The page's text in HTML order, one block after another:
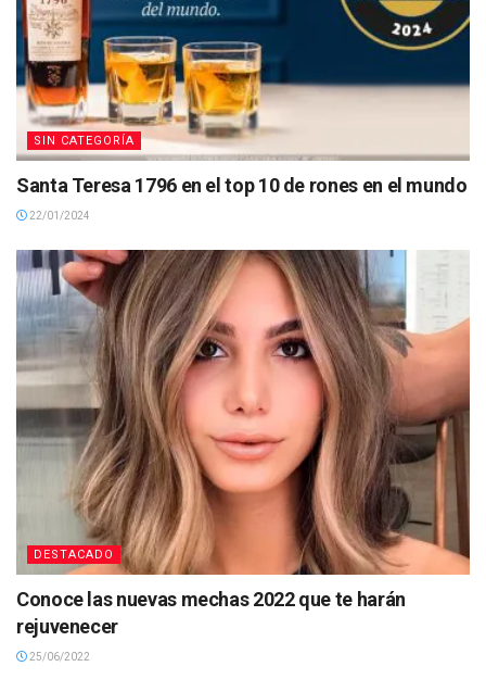
SIN CATEGORÍA
Santa Teresa 1796 en el top 10 de rones en el mundo
22/01/2024
DESTACADO
Conoce las nuevas mechas 2022 que te harán
rejuvenecer
25/06/2022